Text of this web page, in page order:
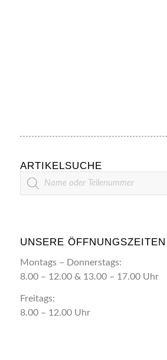
ARTIKELSUCHE
Artikelsuche
UNSERE ÖFFNUNGSZEITEN
Montags – Donnerstags:
8.00 – 12.00 & 13.00 – 17.00 Uhr
Freitags:
8.00 – 12.00 Uhr